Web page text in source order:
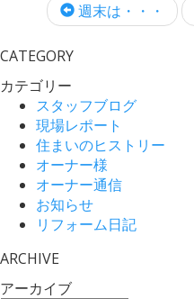
週末は・・・
CATEGORY
カテゴリー
スタッフブログ
現場レポート
住まいのヒストリー
オーナー様
オーナー通信
お知らせ
リフォーム日記
ARCHIVE
アーカイブ